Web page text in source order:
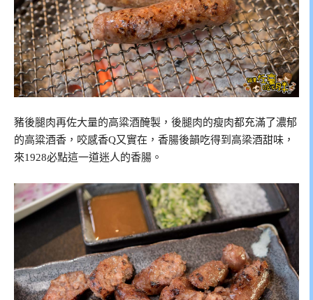
豬後腿肉再佐大量的高粱酒醃製，後腿肉的瘦肉都充滿了濃郁
的高粱酒香，咬感香Q又實在，香腸後韻吃得到高梁酒甜味，
來1928必點這一道迷人的香腸。